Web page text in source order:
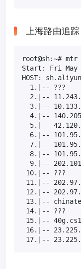
上海路由追踪
root@sh:~#
Start: Fri May
HOST:
1.|-- ???
2.|--
3.|--
4.|--
5.|--
6.|--
7.|--
8.|--
9.|--
10.|-- ???
11.|--
12.|--
13.|--
14.|-- ???
15.|--
16.|--
17.|--